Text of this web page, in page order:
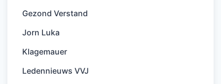
Gezond Verstand
Jorn Luka
Klagemauer
Ledennieuws VVJ